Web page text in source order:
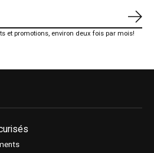
et promotions, environ deux fois par mois!